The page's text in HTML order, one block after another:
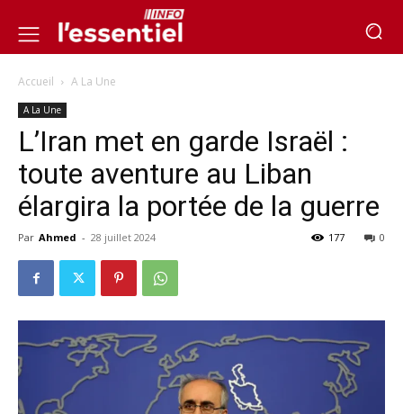
Accueil A La Une
A La Une
L’Iran met en garde Israël :
toute aventure au Liban
élargira la portée de la guerre
Par Ahmed - 28 juillet 2024 0
177